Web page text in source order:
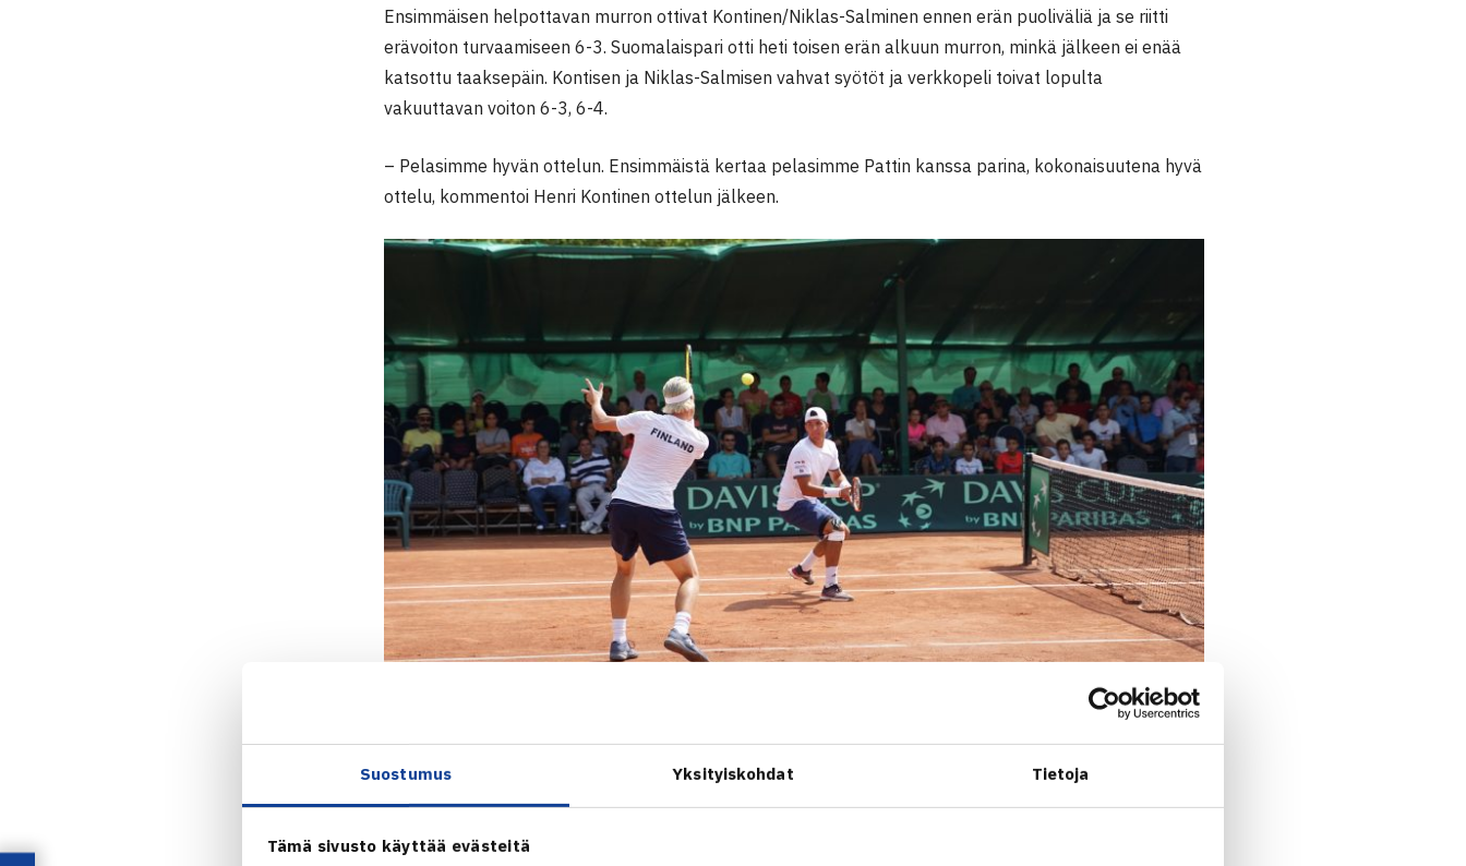
Suostumus Yksityiskohdat Tietoja
Tämä sivusto käyttää evästeitä
Ensimmäisen helpottavan murron ottivat Kontinen/Niklas-Salminen ennen erän puoliväliä ja se riitti
erävoiton turvaamiseen 6-3. Suomalaispari otti heti toisen erän alkuun murron, minkä jälkeen ei enää
katsottu taaksepäin. Kontisen ja Niklas-Salmisen vahvat syötöt ja verkkopeli toivat lopulta
vakuuttavan voiton 6-3, 6-4.
– Pelasimme hyvän ottelun. Ensimmäistä kertaa pelasimme Pattin kanssa parina, kokonaisuutena hyvä
ottelu, kommentoi Henri Kontinen ottelun jälkeen.
Ruusuvuori otti ratkaisevan voiton
uudelle tasolle, kun Safwat aloitti ottelun vahvasti karaten nopeasti 4-0 johtoon. Ensimmäinen erä